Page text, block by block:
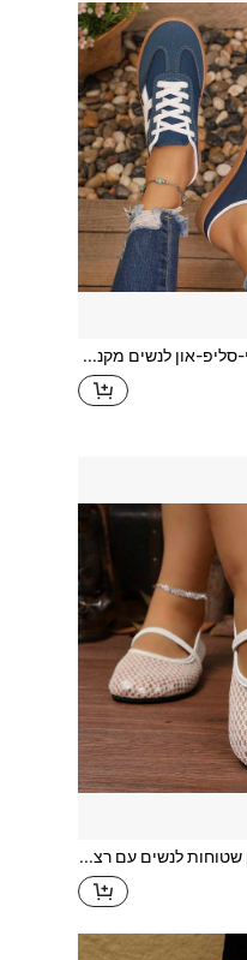
נעלי מול חצי-סליפ-און לנשים מקנבס נושם בסגנון טריינר גרמני, עיצוב צבעים משולבים בטלאים, שרוכים, קצה עגול, עקב שטוח, ללא גב, סגנון רטרו קז'ואל יומיומי לנסיעות, כחול נייבי, נעלי ספורט לחוץ
נעלי מרי ג'יין שטוחות לנשים עם רצועה דקה, רשת דבשית נושמת עם עיצוב חלול, צבע חלק, דוגמת רשת, קצה עגול, סגנון קוריאני עדין ליומיום, אביב/קיץ, נעלי בלט רשת לבן נקי